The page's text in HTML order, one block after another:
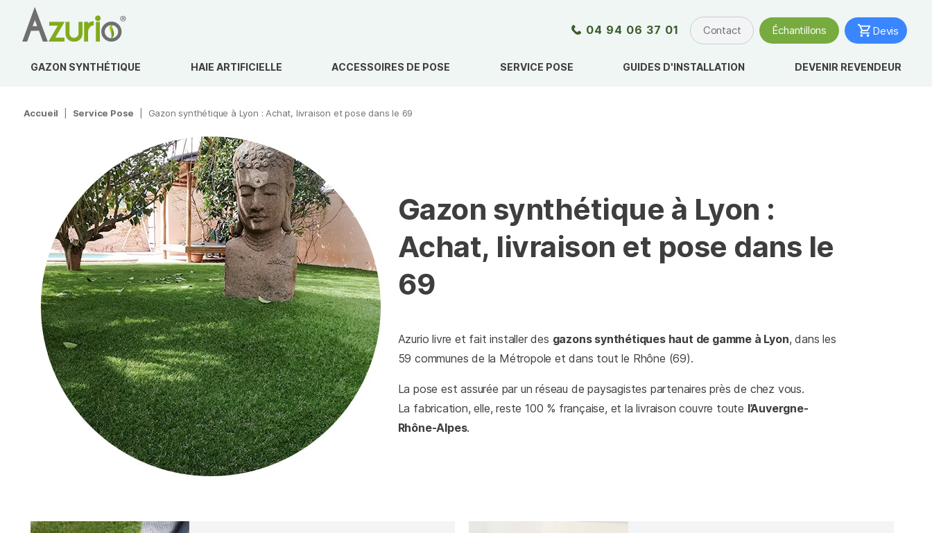
04 94 06 37 01 Contact Échantillons Devis
GAZON SYNTHÉTIQUE HAIE ARTIFICIELLE ACCESSOIRES DE POSE SERVICE POSE GUIDES D'INSTALLATION DEVENIR REVENDEUR
Accueil Service Pose Gazon synthétique à Lyon : Achat, livraison et pose dans le 69
Gazon synthétique à Lyon :
Achat, livraison et pose dans le
69
Azurio livre et fait installer des gazons synthétiques haut de gamme à Lyon, dans les
59 communes de la Métropole et dans tout le Rhône (69).
La pose est assurée par un réseau de paysagistes partenaires près de chez vous.
La fabrication, elle, reste 100 % française, et la livraison couvre toute l’Auvergne-
Rhône-Alpes.